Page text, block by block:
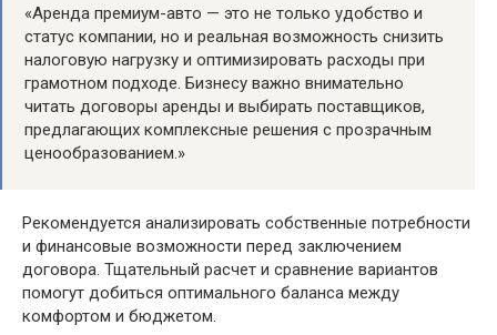
«Аренда премиум-авто — это не только удобство и
статус компании, но и реальная возможность снизить
налоговую нагрузку и оптимизировать расходы при
грамотном подходе. Бизнесу важно внимательно
читать договоры аренды и выбирать поставщиков,
предлагающих комплексные решения с прозрачным
ценообразованием.»
Рекомендуется анализировать собственные потребности
и финансовые возможности перед заключением
договора. Тщательный расчет и сравнение вариантов
помогут добиться оптимального баланса между
комфортом и бюджетом.